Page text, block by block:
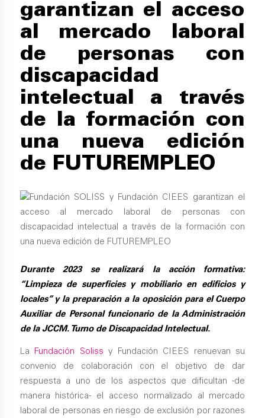
garantizan el acceso
al mercado laboral
de personas con
discapacidad
intelectual a través
de la formación con
una nueva edición
de FUTUREMPLEO
Durante 2023 se realizará la acción formativa:
“Limpieza de superficies y mobiliario en edificios y
locales” y la preparación a la oposición para el Cuerpo
Auxiliar de Personal funcionario de la Administración
de la JCCM. Turno de Discapacidad Intelectual.
La Fundación Soliss y Fundación CIEES renuevan su
convenio de colaboración con el objetivo de dar
respuesta a uno de los aspectos que dificultan -de
manera histórica- el acceso normalizado al mercado
laboral de personas en riesgo de exclusión por razones